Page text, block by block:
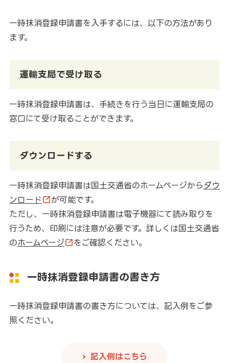
一時抹消登録申請書を入手するには、以下の方法があり
ます。
運輸支局で受け取る
一時抹消登録申請書は、手続きを行う当日に運輸支局の
窓口にて受け取ることができます。
ダウンロードする
一時抹消登録申請書は国土交通省のホームページからダウ
ンロード
が可能です。
ただし、一時抹消登録申請書は電子機器にて読み取りを
行うため、印刷には注意が必要です。詳しくは国土交通省
のホームページ をご確認ください。
一時抹消登録申請書の書き方
一時抹消登録申請書の書き方については、記入例をご参
照ください。
記入例はこちら